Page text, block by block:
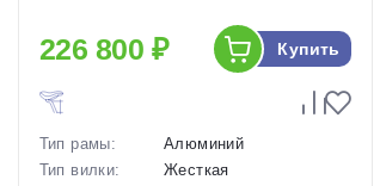
226 800 ₽ Купить
Тип рамы:
Алюминий
Тип вилки:
Жесткая